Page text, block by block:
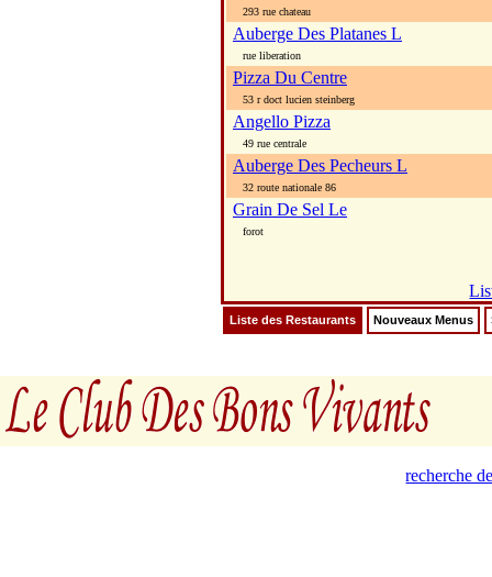
293 rue chateau
Auberge Des Platanes L
rue liberation
Pizza Du Centre
53 r doct lucien steinberg
Angello Pizza
49 rue centrale
Auberge Des Pecheurs L
32 route nationale 86
Grain De Sel Le
forot
Liste des Restaurants Nouveaux Menus
recherche